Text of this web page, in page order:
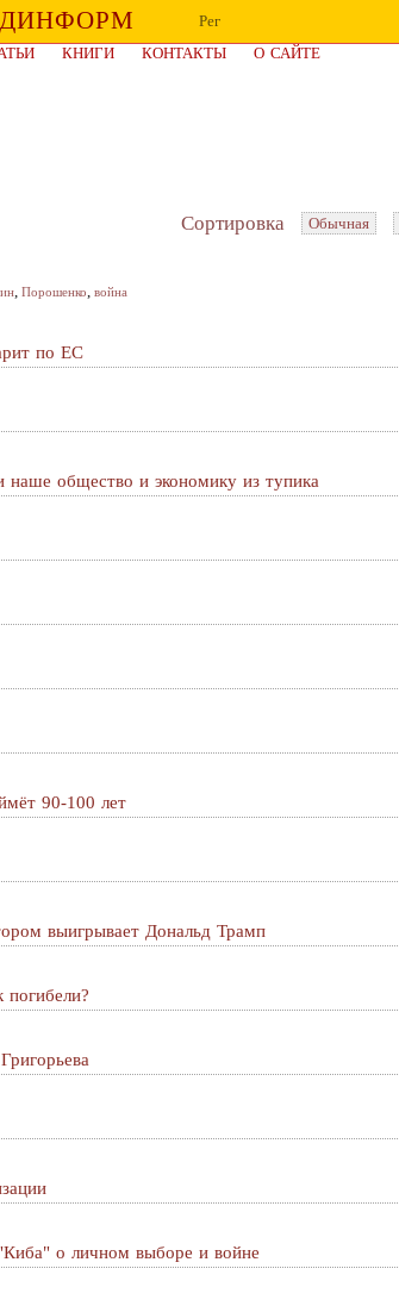
Рег
КНИГИ КОНТАКТЫ О САЙТЕ
Сортировка Обычная
, Порошенко, война
по ЕС
общество и экономику из тупика
90-100 лет
выигрывает Дональд Трамп
о личном выборе и войне